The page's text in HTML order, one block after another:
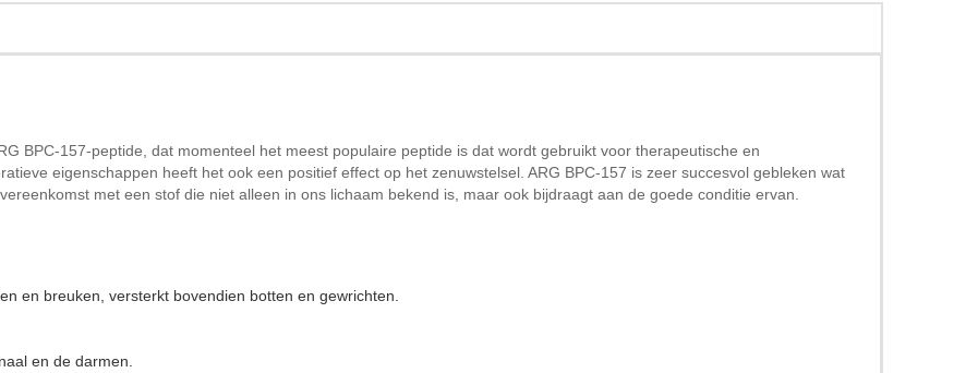
BPC-157-peptide, dat momenteel het meest populaire peptide is dat wordt gebruikt voor therapeutische en
eigenschappen heeft het ook een positief effect op het zenuwstelsel. ARG BPC-157 is zeer succesvol gebleken wat
met een stof die niet alleen in ons lichaam bekend is, maar ook bijdraagt aan de goede conditie ervan.
en breuken, versterkt bovendien botten en gewrichten.
en de darmen.